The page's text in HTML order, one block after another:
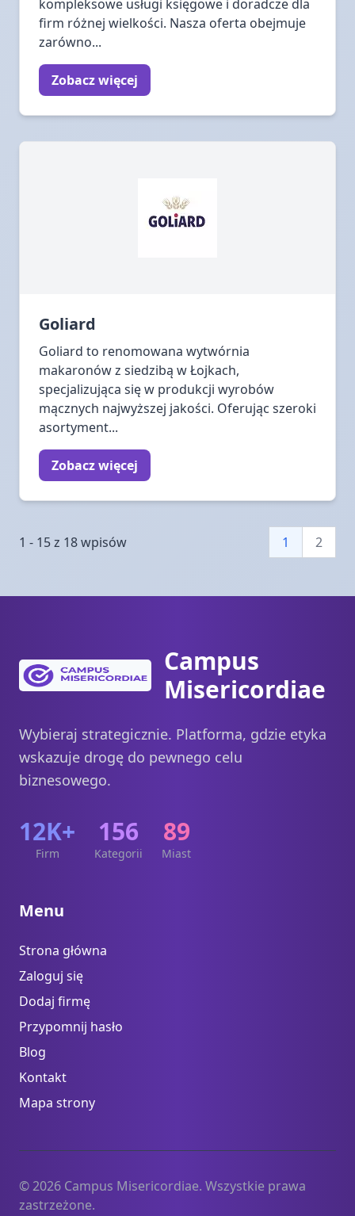
kompleksowe usługi księgowe i doradcze dla
firm różnej wielkości. Nasza oferta obejmuje
zarówno...
Zobacz więcej
Goliard
Goliard to renomowana wytwórnia
makaronów z siedzibą w Łojkach,
specjalizująca się w produkcji wyrobów
mącznych najwyższej jakości. Oferując szeroki
asortyment...
Zobacz więcej
1 - 15 z 18 wpisów 1 2
Campus
Misericordiae
Wybieraj strategicznie. Platforma, gdzie etyka
wskazuje drogę do pewnego celu
biznesowego.
12K+
Firm
156
Kategorii
89
Miast
Menu
Strona główna
Zaloguj się
Dodaj firmę
Przypomnij hasło
Blog
Kontakt
Mapa strony
© 2026 Campus Misericordiae. Wszystkie prawa
zastrzeżone.